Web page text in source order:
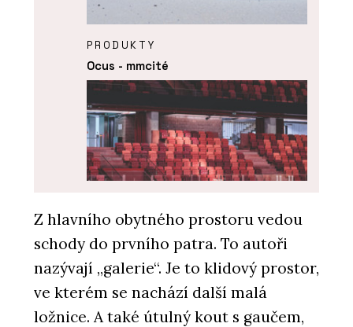
PRODUKTY
Ocus - mmcité
PRODUKTY
Highlands - mmcité
Z hlavního obytného prostoru vedou
schody do prvního patra. To autoři
nazývají „galerie“. Je to klidový prostor,
ve kterém se nachází další malá
ložnice. A také útulný kout s gaučem,